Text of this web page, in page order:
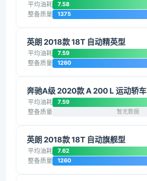
平均油耗 7.58
整备质量 1375
英朗 2018款 18T 自动精英型
平均油耗 7.59
整备质量 1260
奔驰A级 2020款 A 200 L 运动轿车
平均油耗 7.59
整备质量 暂无数据
英朗 2018款 18T 自动旗舰型
平均油耗 7.62
整备质量 1260